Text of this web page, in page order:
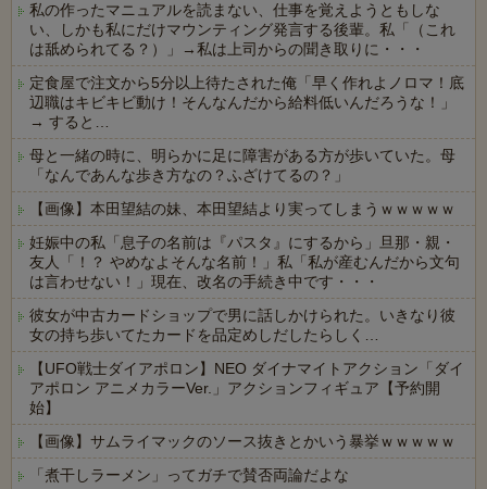
私の作ったマニュアルを読まない、仕事を覚えようともしな
い、しかも私にだけマウンティング発言する後輩。私「（これ
は舐められてる？）」→私は上司からの聞き取りに・・・
定食屋で注文から5分以上待たされた俺「早く作れよノロマ！底
辺職はキビキビ動け！そんなんだから給料低いんだろうな！」
→ すると…
母と一緒の時に、明らかに足に障害がある方が歩いていた。母
「なんであんな歩き方なの？ふざけてるの？」
【画像】本田望結の妹、本田望結より実ってしまうｗｗｗｗｗ
妊娠中の私「息子の名前は『パスタ』にするから」旦那・親・
友人「！？ やめなよそんな名前！」私「私が産むんだから文句
は言わせない！」現在、改名の手続き中です・・・
彼女が中古カードショップで男に話しかけられた。いきなり彼
女の持ち歩いてたカードを品定めしだしたらしく…
【UFO戦士ダイアポロン】NEO ダイナマイトアクション「ダイ
アポロン アニメカラーVer.」アクションフィギュア【予約開
始】
【画像】サムライマックのソース抜きとかいう暴挙ｗｗｗｗｗ
「煮干しラーメン」ってガチで賛否両論だよな